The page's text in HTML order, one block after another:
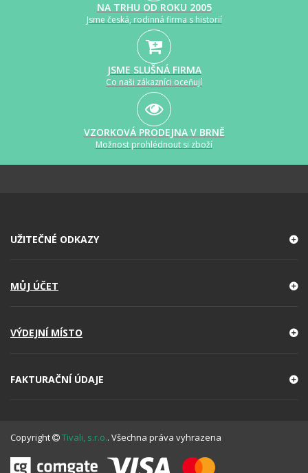
NA TRHU OD ROKU 2005
Jsme česká, rodinná firma s historií
JSME SLUŠNÁ FIRMA
Co naši zákazníci oceňují
VZORKOVÁ PRODEJNA V BRNĚ
Možnost prohlédnout si zboží
UŽITEČNÉ ODKAZY
MŮJ ÚČET
VÝDEJNÍ MÍSTO
FAKTURAČNÍ ÚDAJE
Copyright Tivali, s.r.o.. Všechna práva vyhrazena